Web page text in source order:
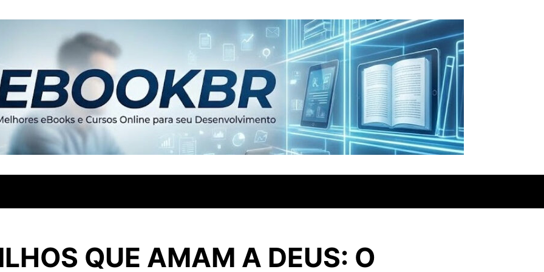
QUE AMAM A DEUS: O